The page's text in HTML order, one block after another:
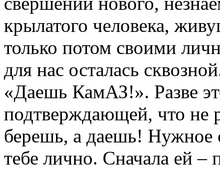
крылатого человека,
только потом своими
для нас осталась
«Даешь КамАЗ!». Разве
подтверждающей, что не
берешь, а даешь! Нужное
тебе лично. Сначала ей –